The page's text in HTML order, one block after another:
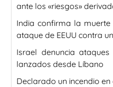
ante los «riesgos»
India confirma la
ataque de EEUU contra
Israel denuncia
lanzados desde Líbano
Declarado un incendio